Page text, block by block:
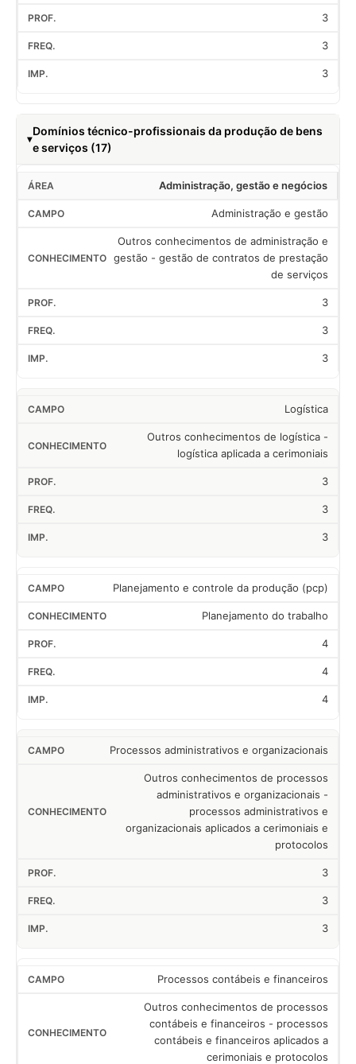
3
3
3
Domínios técnico-profissionais da produção de bens
e serviços (17)
Administração, gestão e negócios
Administração e gestão
Outros conhecimentos de administração e
gestão - gestão de contratos de prestação
de serviços
3
3
3
Logística
Outros conhecimentos de logística -
logística aplicada a cerimoniais
3
3
3
Planejamento e controle da produção (pcp)
Planejamento do trabalho
4
4
4
Processos administrativos e organizacionais
Outros conhecimentos de processos
administrativos e organizacionais -
processos administrativos e
organizacionais aplicados a cerimoniais e
protocolos
3
3
3
Processos contábeis e financeiros
Outros conhecimentos de processos
contábeis e financeiros - processos
contábeis e financeiros aplicados a
cerimoniais e protocolos